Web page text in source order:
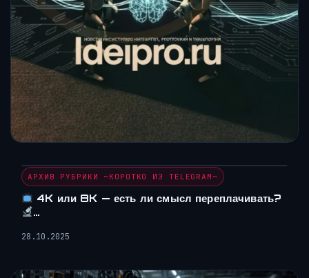
АРХИВ РУБРИКИ ~КОРОТКО ИЗ TELEGRAM~
4K или 8K — есть ли смысл переплачивать?
…
28.10.2025